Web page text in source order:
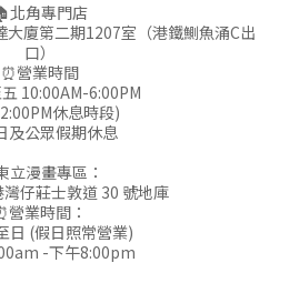
北角專門店
廈第二期1207室（港鐵鰂魚涌C出
口）
⏰營業時間
10:00AM-6:00PM
休息時段)
及公眾假期休息
立漫畫專區：
仔莊士敦道 30 號地庫
營業時間：
日 (假日照常營業)
-下午8:00pm